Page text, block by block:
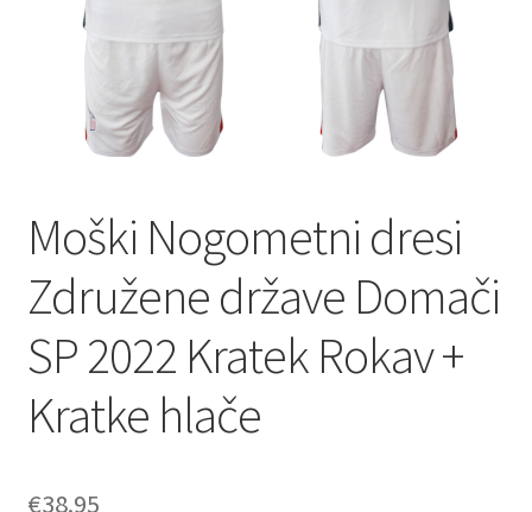
Moški Nogometni dresi
Združene države Domači
SP 2022 Kratek Rokav +
Kratke hlače
€38.95